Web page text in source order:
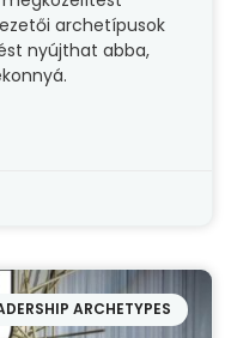
archetípusok
nyújthat abba,
ARCHETYPES